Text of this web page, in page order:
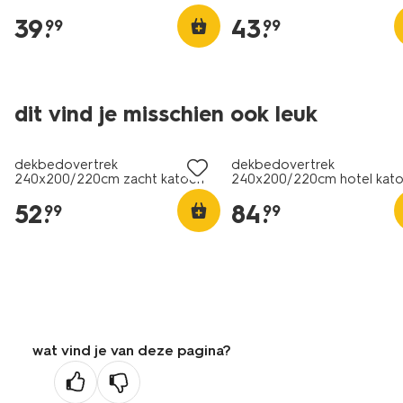
39.
99 43.
99
dit vind je misschien ook leuk
dekbedovertrek
240x200/220cm zacht katoen
52.
99
30% korting
met je HEMA pas
dekbedovertrek
240x200/220cm hotel
84.
99
wat vind je van deze pagina?